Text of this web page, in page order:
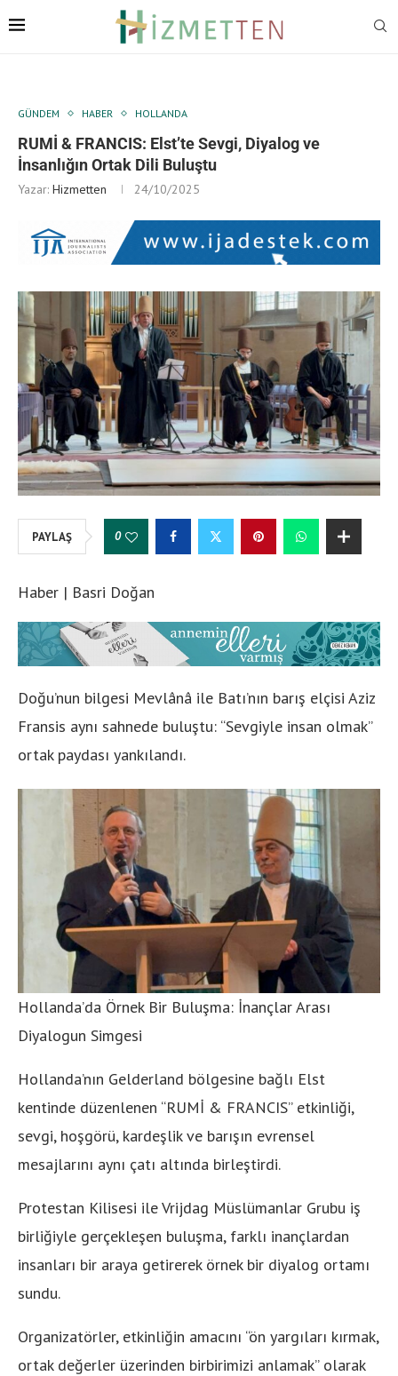
GÜNDEM HABER HOLLANDA
RUMİ & FRANCIS: Elst’te Sevgi, Diyalog ve
İnsanlığın Ortak Dili Buluştu
Yazar: Hizmetten 24/10/2025
PAYLAŞ 0
Haber | Basri Doğan
Doğu’nun bilgesi Mevlânâ ile Batı’nın barış elçisi Aziz
Fransis aynı sahnede buluştu: “Sevgiyle insan olmak”
ortak paydası yankılandı.
Hollanda’da Örnek Bir Buluşma: İnançlar Arası
Diyalogun Simgesi
Hollanda’nın Gelderland bölgesine bağlı Elst
kentinde düzenlenen “RUMİ & FRANCIS” etkinliği,
sevgi, hoşgörü, kardeşlik ve barışın evrensel
mesajlarını aynı çatı altında birleştirdi.
Protestan Kilisesi ile Vrijdag Müslümanlar Grubu iş
birliğiyle gerçekleşen buluşma, farklı inançlardan
insanları bir araya getirerek örnek bir diyalog ortamı
sundu.
Organizatörler, etkinliğin amacını “ön yargıları kırmak,
ortak değerler üzerinden birbirimizi anlamak” olarak